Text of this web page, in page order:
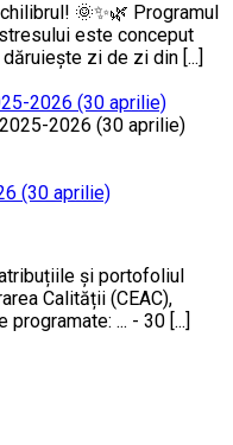
🌞✨🌿 Programul
este conceput
zi de zi din [...]
2026 (30 aprilie)
(30 aprilie)
și portofoliul
Calității (CEAC),
... - 30 [...]